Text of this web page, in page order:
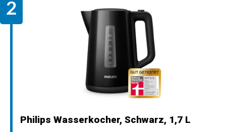
Philips Wasserkocher, Schwarz, 1,7 L